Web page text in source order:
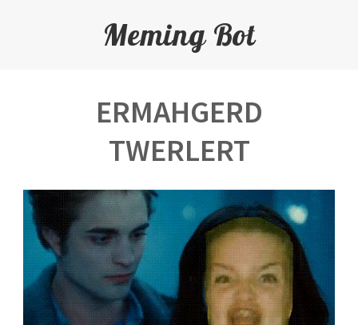
Meming Bot
ERMAHGERD
TWERLERT